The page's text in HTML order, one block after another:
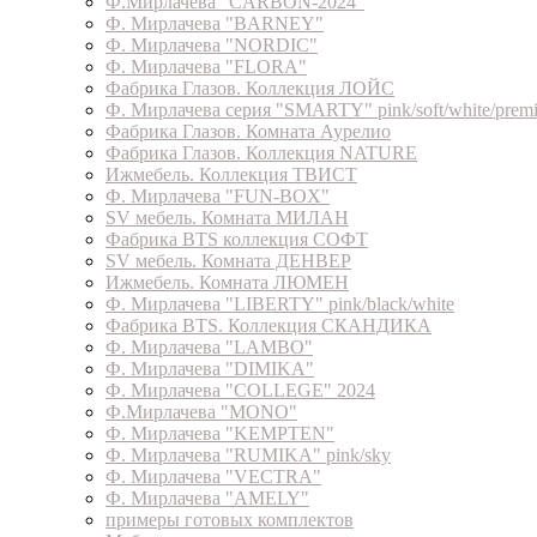
Ф. Мирлачева "BARNEY"
Ф. Мирлачева "NORDIC"
Ф. Мирлачева "FLORA"
Фабрика Глазов. Коллекция ЛОЙС
Ф. Мирлачева серия "SMARTY" pink/soft/white/
Фабрика Глазов. Комната Аурелио
Фабрика Глазов. Коллекция NATURE
Ижмебель. Коллекция ТВИСТ
Ф. Мирлачева "FUN-BOX"
SV мебель. Комната МИЛАН
Фабрика BTS коллекция СОФТ
SV мебель. Комната ДЕНВЕР
Ижмебель. Комната ЛЮМЕН
Ф. Мирлачева "LIBERTY" pink/black/white
Фабрика BTS. Коллекция СКАНДИКА
Ф. Мирлачева "LAMBO"
Ф. Мирлачева "DIMIKA"
Ф. Мирлачева "COLLEGE" 2024
Ф.Мирлачева "MONO"
Ф. Мирлачева "KEMPTEN"
Ф. Мирлачева "RUMIKA" pink/sky
Ф. Мирлачева "VECTRA"
Ф. Мирлачева "AMELY"
примеры готовых комплектов